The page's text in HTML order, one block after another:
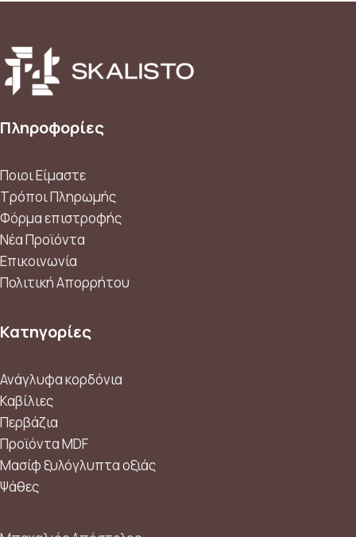
Πληροφορίες
Ποιοι Είμαστε
Τρόποι Πληρωμής
Φόρμα επιστροφής
Νέα Προϊόντα
Επικοινωνία
Πολιτική Απορρήτου
Κατηγορίες
Ανάγλυφα κορδόνια
Καβίλιες
Περβάζια
Προϊόντα MDF
Μασίφ ξυλόγλυπτα οξιάς
Ψάθες